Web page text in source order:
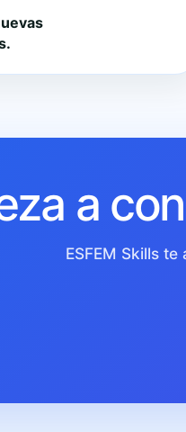
a
ESFEM Skills